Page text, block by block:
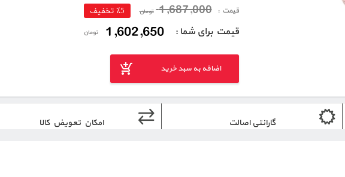
قیمت : 1,687,000 تومان ٪5 تخفیف
قیمت برای شما : 1,602,650 تومان
اضافه به سبد خرید
گارانتی اصالت امکان تعویض کالا